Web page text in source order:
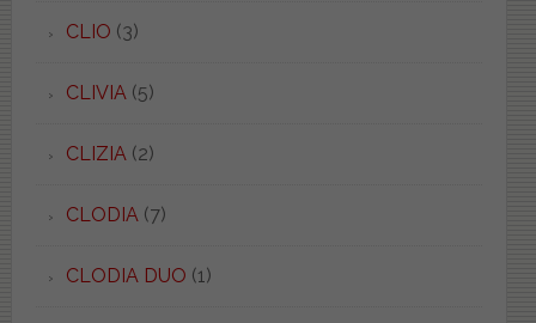
CLIO (3)
CLIVIA (5)
CLIZIA (2)
CLODIA (7)
CLODIA DUO (1)